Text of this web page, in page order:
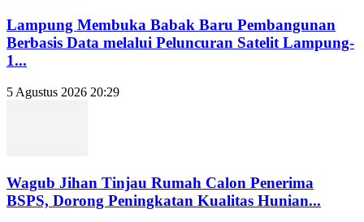
Lampung Membuka Babak Baru Pembangunan
Berbasis Data melalui Peluncuran Satelit Lampung-
1...
5 Agustus 2026 20:29
Wagub Jihan Tinjau Rumah Calon Penerima
BSPS, Dorong Peningkatan Kualitas Hunian...